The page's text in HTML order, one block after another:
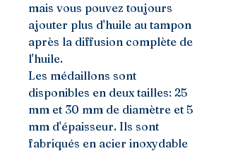
mais vous pouvez toujours
ajouter plus d'huile au tampon
après la diffusion complète de
l'huile.
Les médaillons sont
disponibles en deux tailles: 25
mm et 30 mm de diamètre et 5
mm d'épaisseur. Ils sont
fabriqués en acier inoxydable